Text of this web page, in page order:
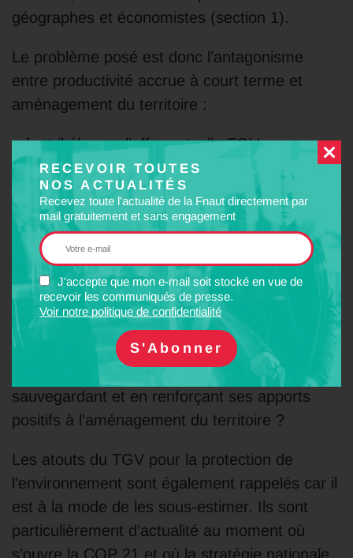
RECEVOIR TOUTES
NOS ACTUALITÉS
Recevez toute l'actualité de la Fnaut directement par
mail gratuitement et sans engagement
J'accepte que mon e-mail soit stocké en vue de
recevoir les communiqués de presse.
Voir notre politique de confidentialité
géographes et économistes (section 1).
Le problème posé est donc l’antagonisme
entre productivité accrue à court terme et
aménagement du territoire :
– faut-il élaguer l’offre actuelle TGV non
rentable , c’est-à-dire réduire les fréquences
des dessertes, voire supprimer certaines
dessertes ou certains arrêts, au risque de
fragiliser l’ensemble du système ferroviaire
voyageurs (après le fret) et de renforcer le rôle
des métropoles au détriment du reste du
territoire ?
– faut-il au contraire chercher à mieux
rentabiliser l’offre actuelle tout en
sauvegardant et en renforçant ses apports
positifs à l’aménagement du territoire ?
Les atouts du TGV pour la protection de
l’environnement sont également rappelés car il
est à la mode de les sous-estimer. Ils sont
particulièrement d’actualité au moment où
s’ouvre la COP 21 et où la stratégie nationale